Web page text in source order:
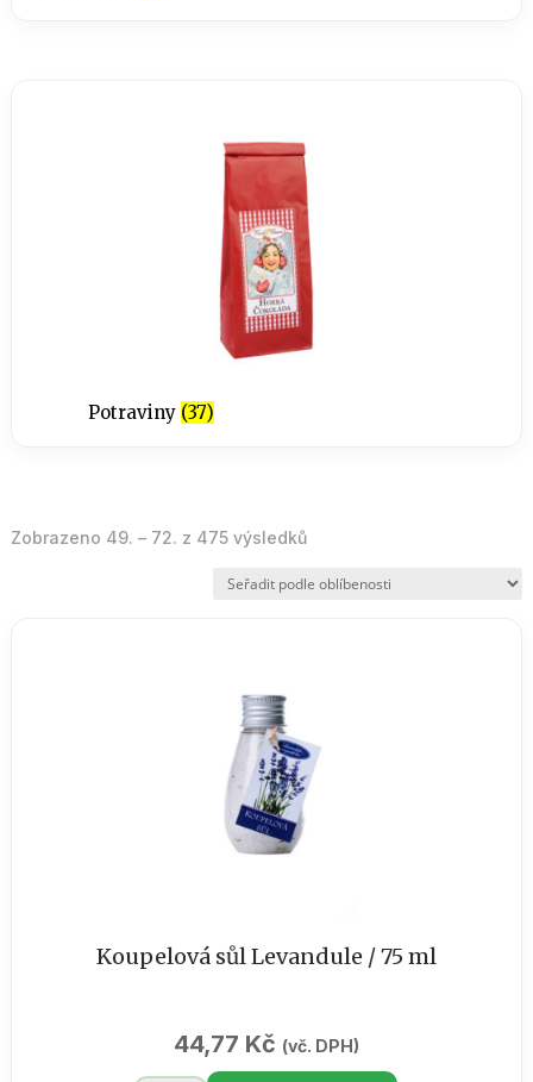
Potraviny (37)
Zobrazeno 49. – 72. z 475 výsledkůSeřazeno
oblíbenosti
Koupelová sůl Levandule / 75 ml
44,77 Kč (vč. DPH)